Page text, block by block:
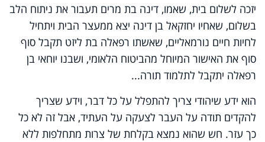
יזכה לשלום בית, שאמו, דינה בת מרים תעבור את ניתוח הלב
בשלום, שאחיו יחזקאל בן דינה יצא ממעצר הבית ויתחיל
לחיות חיים נורמאליים, שאשתו רפאלה בת ליזט תקבל סוף
סוף את האישור המיוחל מהביטוח הלאומי, ושבנו יוחאי בן
רפאלה יתקבל לתלמוד תורה...
הוא ידע שיהודי צריך להתפלל על כל דבר, וידע שצריך
להקדים תודה על העבר לצעקה על העתיד, אבל זה לא כל
כך עזר. חש שהוא נמצא בקלחת של צרות מתחלפות ללא